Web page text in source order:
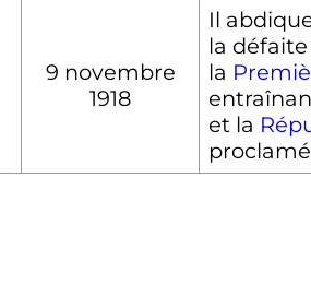
9 novembre
1918
Il
la
la
et la